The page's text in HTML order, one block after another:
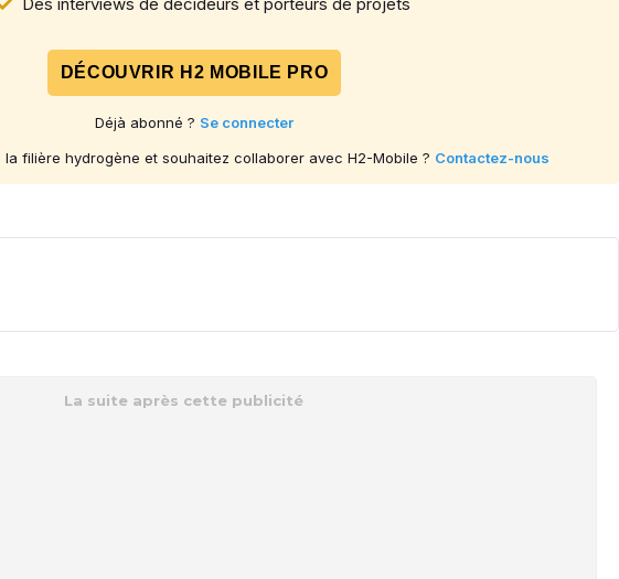
DÉCOUVRIR H2 MOBILE PRO
Déjà abonné ? Se connecter
filière hydrogène et souhaitez collaborer avec H2-Mobile ? Contactez-nous